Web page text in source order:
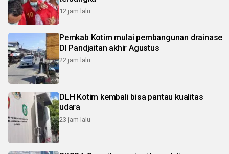
12 jam lalu
Pemkab Kotim mulai pembangunan drainase
DI Pandjaitan akhir Agustus
22 jam lalu
DLH Kotim kembali bisa pantau kualitas
udara
23 jam lalu